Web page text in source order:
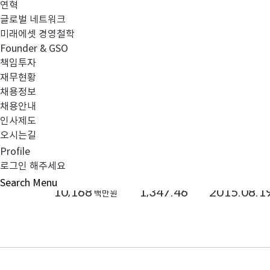
연혁
글로벌 네트워크
미래에셋 경영철학
Founder & GSO
책임투자
재무현황
채용정보
채용안내
인사제도
오시는길
Profile
로그인 해주세요
Search Menu
비교하기 관심담기
10,168 백만원 1,347.46